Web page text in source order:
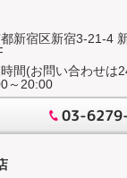
新宿区新宿3-21-4
間(お問い合わせは
～20:00
03-